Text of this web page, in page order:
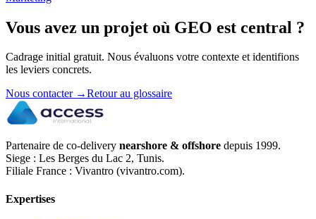
Vous avez un projet où GEO est central ?
Cadrage initial gratuit. Nous évaluons votre contexte et identifions
les leviers concrets.
Nous contacter→Retour au glossaire
Partenaire de co-delivery nearshore & offshore depuis 1999.
Siege : Les Berges du Lac 2, Tunis.
Filiale France : Vivantro (vivantro.com).
Expertises